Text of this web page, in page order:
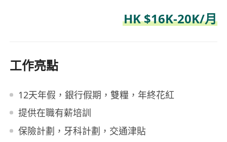
HK $16K-20K/月
工作亮點
12天年假，銀行假期，雙糧，年終花紅
提供在職有薪培訓
保險計劃，牙科計劃，交通津貼